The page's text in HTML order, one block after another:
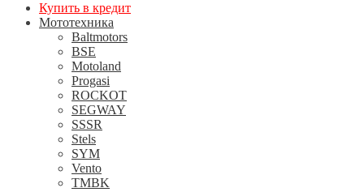
Купить в кредит
Мототехника
Baltmotors
BSE
Motoland
Progasi
ROCKOT
SEGWAY
SSSR
Stels
SYM
Vento
TMBK